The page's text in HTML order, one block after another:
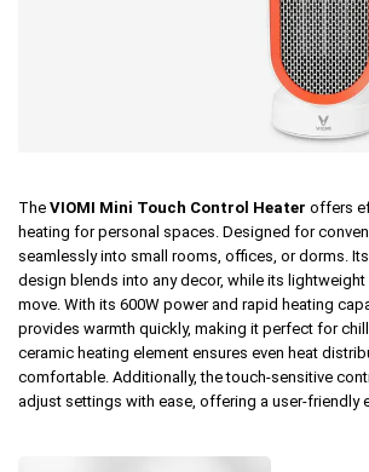
The VIOMI Mini Touch Control Heater offers
heating for personal spaces. Designed for
seamlessly into small rooms, offices, or dorms.
design blends into any decor, while its
move. With its 600W power and rapid heating
provides warmth quickly, making it perfect for
ceramic heating element ensures even heat
comfortable. Additionally, the touch-sensitive
adjust settings with ease, offering a user-friendly